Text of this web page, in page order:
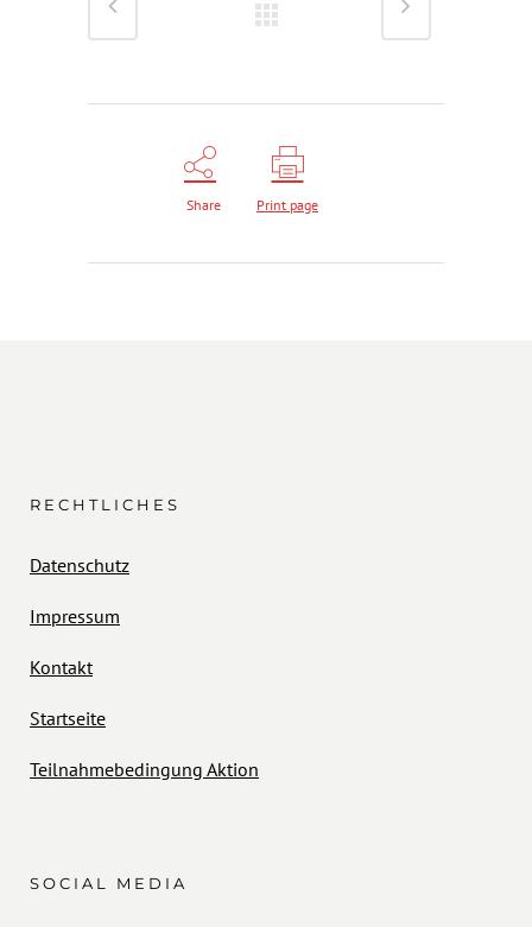
Share Print page
RECHTLICHES
Datenschutz
Impressum
Kontakt
Startseite
Teilnahmebedingung Aktion
SOCIAL MEDIA